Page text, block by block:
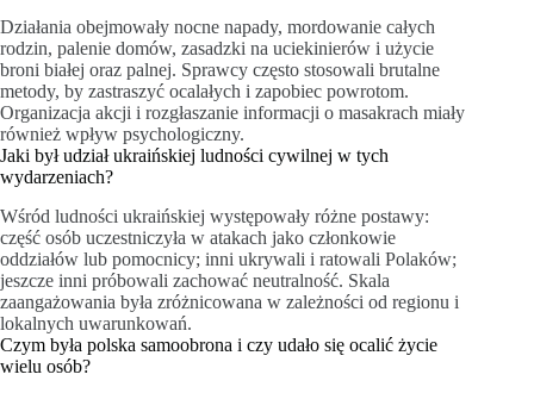
Działania obejmowały nocne napady, mordowanie całych
rodzin, palenie domów, zasadzki na uciekinierów i użycie
broni białej oraz palnej. Sprawcy często stosowali brutalne
metody, by zastraszyć ocalałych i zapobiec powrotom.
Organizacja akcji i rozgłaszanie informacji o masakrach miały
również wpływ psychologiczny.
Jaki był udział ukraińskiej ludności cywilnej w tych
wydarzeniach?
Wśród ludności ukraińskiej występowały różne postawy:
część osób uczestniczyła w atakach jako członkowie
oddziałów lub pomocnicy; inni ukrywali i ratowali Polaków;
jeszcze inni próbowali zachować neutralność. Skala
zaangażowania była zróżnicowana w zależności od regionu i
lokalnych uwarunkowań.
Czym była polska samoobrona i czy udało się ocalić życie
wielu osób?